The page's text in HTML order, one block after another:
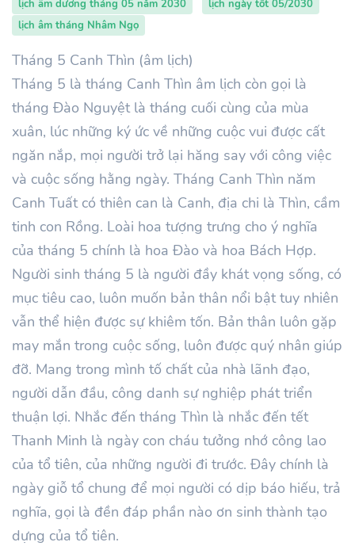
lịch âm dương tháng 05 năm 2030
lịch ngày tốt 05/2030
lịch âm tháng Nhâm Ngọ
Tháng 5 Canh Thìn (âm lịch)
Tháng 5 là tháng Canh Thìn âm lịch còn gọi là
tháng Đào Nguyệt là tháng cuối cùng của mùa
xuân, lúc những ký ức về những cuộc vui được cất
ngăn nắp, mọi người trở lại hăng say với công việc
và cuộc sống hằng ngày. Tháng Canh Thìn năm
Canh Tuấtcó thiên can là Canh, địa chi là Thìn, cầm
tinh con Rồng. Loài hoa tượng trưng cho ý nghĩa
của tháng 5 chính là hoa Đào và hoa Bách Hợp.
Người sinh tháng 5 là người đầy khát vọng sống, có
mục tiêu cao, luôn muốn bản thân nổi bật tuy nhiên
vẫn thể hiện được sự khiêm tốn. Bản thân luôn gặp
may mắn trong cuộc sống, luôn được quý nhân giúp
đỡ. Mang trong mình tố chất của nhà lãnh đạo,
người dẫn đầu, công danh sự nghiệp phát triển
thuận lợi. Nhắc đến tháng Thìn là nhắc đến tết
Thanh Minh là ngày con cháu tưởng nhớ công lao
của tổ tiên, của những người đi trước. Đây chính là
ngày giỗ tổ chung để mọi người có dịp báo hiếu, trả
nghĩa, gọi là đền đáp phần nào ơn sinh thành tạo
dựng của tổ tiên.